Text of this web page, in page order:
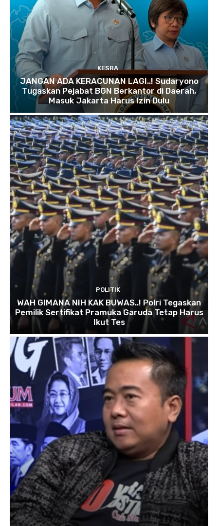
KESRA
JANGAN ADA KERACUNAN LAGI..! Sudaryono
Tugaskan Pejabat BGN Berkantor di Daerah,
Masuk Jakarta Harus Izin Dulu
POLITIK
WAH GIMANA NIH KAK BUWAS..! Polri Tegaskan
Pemilik Sertifikat Pramuka Garuda Tetap Harus
Ikut Tes